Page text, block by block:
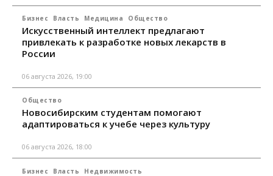
Бизнес Власть Медицина Общество
Искусственный интеллект предлагают
привлекать к разработке новых лекарств в
России
06 августа 2026, 19:00
Общество
Новосибирским студентам помогают
адаптироваться к учебе через культуру
06 августа 2026, 18:00
Бизнес Власть Недвижимость